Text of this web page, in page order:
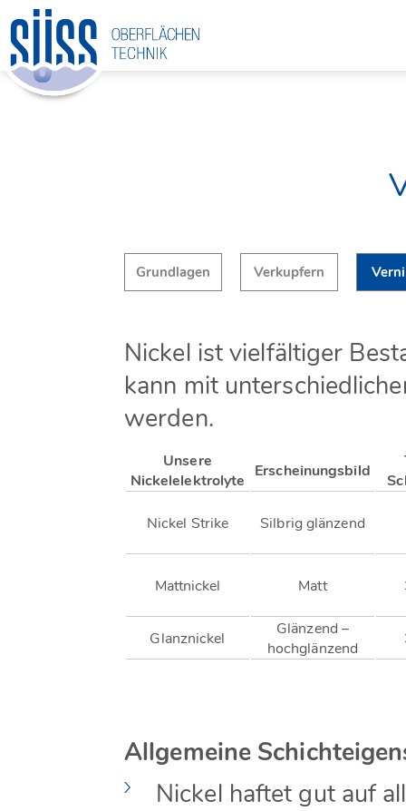
Grundlagen Verkupfern
Nickel ist vielfältiger
kann mit
werden.
Unsere
Nickelelektrolyte Erscheinungsbild
Nickel Strike Silbrig glänzend
Mattnickel Matt
Glanznickel
Glänzend –
hochglänzend
Allgemeine
Nickel haftet gut auf